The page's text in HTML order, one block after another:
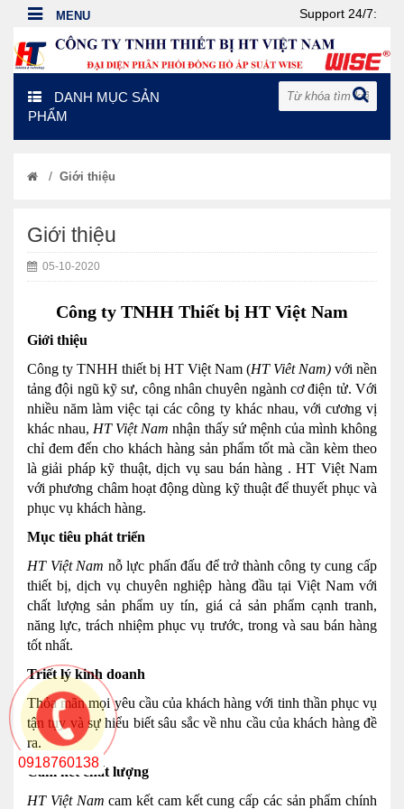
Support 24/7:
DANH MỤC SẢN
PHẨM
/ Giới thiệu
Giới thiệu
05-10-2020
Công ty TNHH Thiết bị HT Việt Nam
Giới thiệu
Công ty TNHH thiết bị HT Việt Nam (HT Viêt Nam) với nền
tảng đội ngũ kỹ sư, công nhân chuyên ngành cơ điện tử. Với
nhiều năm làm việc tại các công ty khác nhau, với cương vị
khác nhau, HT Việt Namnhận thấy sứ mệnh của mình không
chỉ đem đến cho khách hàng sản phẩm tốt mà cần kèm theo
là giải pháp kỹ thuật, dịch vụ sau bán hàng . HT Việt Nam
với phương châm hoạt động dùng kỹ thuật để thuyết phục và
phục vụ khách hàng.
Mục tiêu phát triển
HT Việt Nam nỗ lực phấn đấu để trở thành công ty cung cấp
thiết bị, dịch vụ chuyên nghiệp hàng đầu tại Việt Nam với
chất lượng sản phẩm uy tín, giá cả sản phẩm cạnh tranh,
năng lực, trách nhiệm phục vụ trước, trong và sau bán hàng
tốt nhất.
Triết lý kinh doanh
Thỏa mãn mọi yêu cầu của khách hàng với tinh thần phục vụ
tận tụy và sự hiểu biết sâu sắc về nhu cầu của khách hàng đề
ra.
Cam kết chất lượng
HT Việt Nam cam kết cam kết cung cấp các sản phẩm chính
0918760138